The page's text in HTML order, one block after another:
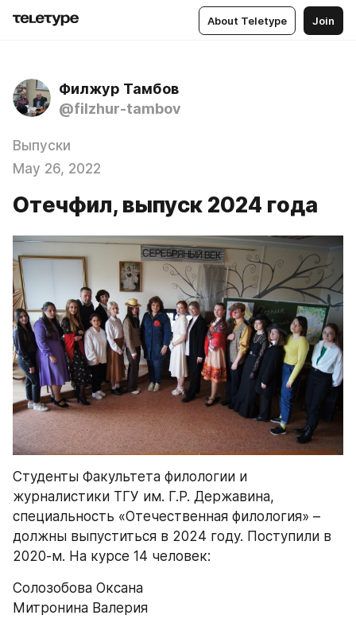
About Teletype Join
Филжур Тамбов
@filzhur-tambov
Выпуски
May 26, 2022
Отечфил, выпуск 2024 года
Студенты Факультета филологии и
журналистики ТГУ им. Г.Р. Державина,
специальность «Отечественная филология» –
должны выпуститься в 2024 году. Поступили в
2020-м. На курсе 14 человек:
Солозобова Оксана
Митронина Валерия